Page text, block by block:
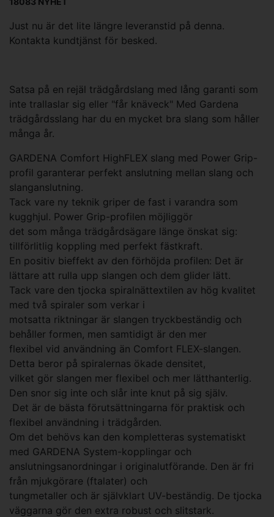
Just nu är det lite längre leveranstid på denna.
Kontakta kundtjänst för besked.
Satsa på en rejäl trädgårdslang med lång garanti som
inte trallaslar sig eller "får knäveck" Med Gardena
trädgårdsslang har du en mycket bra slang som håller
många år.
GARDENA Comfort HighFLEX slang med Power Grip-
profil garanterar perfekt anslutning mellan slang och
slanganslutning.
Tack vare ny teknik griper de fast i varandra som
kugghjul. Power Grip-profilen möjliggör
det som många trädgårdsägare länge önskat sig:
tillförlitlig koppling med perfekt fästkraft.
En positiv bieffekt av den förhöjda profilen: Det är
lättare att rulla upp slangen och dem glider lätt.
Tack vare den tjocka spiralnättextilen av hög kvalitet
med två spiraler som verkar i
motsatta riktningar är slangen tryckbeständig och
behåller formen, men samtidigt är den mer
flexibel vid användning än Comfort FLEX-slangen.
Detta beror på spiralernas ökade densitet,
vilket gör slangen mer flexibel och mer lätthanterlig.
Den snor sig inte och slår inte knut på sig själv.
Det är de bästa förutsättningarna för praktisk och
flexibel användning i trädgården.
Om det behövs kan den kompletteras systematiskt
med GARDENA System-kopplingar och
anslutningsanordningar i originalutförande. Den är fri
från mjukgörare (ftalater) och
tungmetaller och är självklart UV-beständig. De tjocka
väggarna gör den extra robust och slitstark.